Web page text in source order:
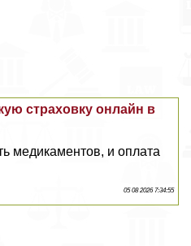
страховку онлайн в
медикаментов, и оплата
05 08 2026 7:34:55